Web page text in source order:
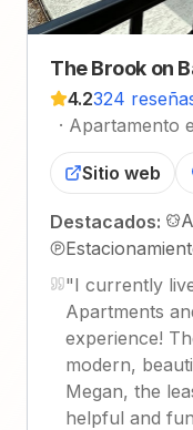
The Brook on
4.2324
· Apartamento
Sitio web
Destacados:
"I currently
Apartments
experience!
modern,
Megan, the
helpful and